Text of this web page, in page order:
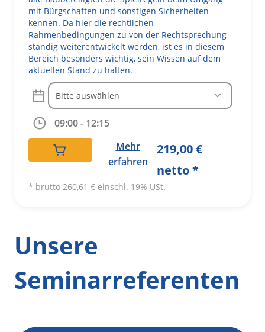
mit Bürgschaften und sonstigen Sicherheiten
kennen. Da hier die rechtlichen
Rahmenbedingungen zu von der Rechtsprechung
ständig weiterentwickelt werden, ist es in diesem
Bereich besonders wichtig, sein Wissen auf dem
aktuellen Stand zu halten.
e
r
a
09:00 - 12:15
Mehr
erfahren
219,00€
netto *
* brutto 260,61 € einschl. 19% USt.
Unsere
Seminarreferenten